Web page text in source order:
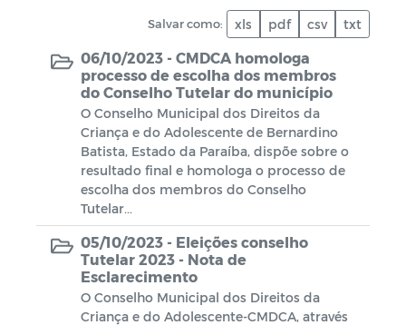
Escala Médica
Escala de plantão do SAMU
Escala de plantão do Conselho Tutelar
Escala de plantão Motoristas
Coronavírus (COVID-19)
Gabarito
Notas
Processo Seletivo
Salvar como: xls pdf csv txt
06/10/2023 - CMDCA homologa
processo de escolha dos membros
do Conselho Tutelar do município
O Conselho Municipal dos Direitos da
Criança e do Adolescente de Bernardino
Batista, Estado da Paraíba, dispõe sobre o
resultado final e homologa o processo de
escolha dos membros do Conselho
Tutelar...
05/10/2023 - Eleições conselho
Tutelar 2023 - Nota de
Esclarecimento
O Conselho Municipal dos Direitos da
Criança e do Adolescente-CMDCA, através